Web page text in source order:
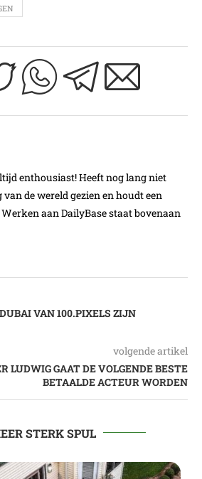
enthousiast! Heeft nog lang niet
van de wereld gezien en houdt een
aan DailyBase staat bovenaan
VAN 100.PIXELS ZIJN
volgende artikel
LUDWIG GAAT DE VOLGENDE BESTE
BETAALDE ACTEUR WORDEN
STERK SPUL